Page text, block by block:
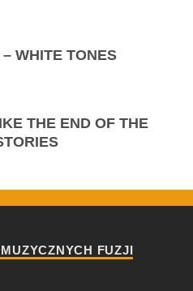
WHITE TONES
THE END OF THE
FUZJI